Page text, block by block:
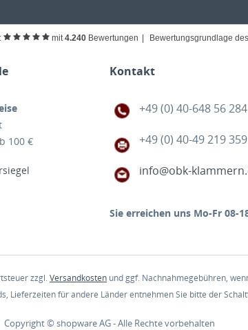
mit4.240 Bewertungen Bewertungsgrundlage
100 €
Kontakt
+49 (0) 40-648 56 284
+49 (0) 40-49 219 359
info@obk-
Sie erreichen uns Mo-Fr 08-
zzgl.Versandkosten und ggf. Nachnahmegebühren,
Lieferzeiten für andere Länder entnehmen Sie bitte der
Copyright © shopware AG - Alle Rechte vorbehalten